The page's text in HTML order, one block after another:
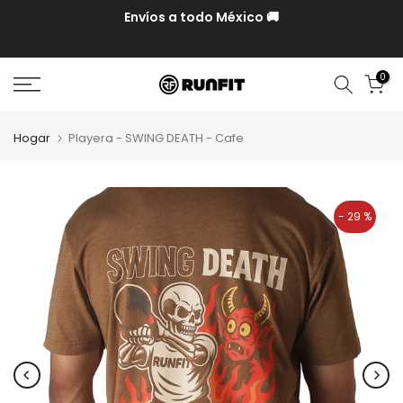
Hasta 12 MSI en compras mayores a $10,000 con MP y
0
Hogar Playera - SWING DEATH - Cafe
- 29 %